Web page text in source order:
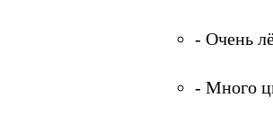
- Очень
- Много